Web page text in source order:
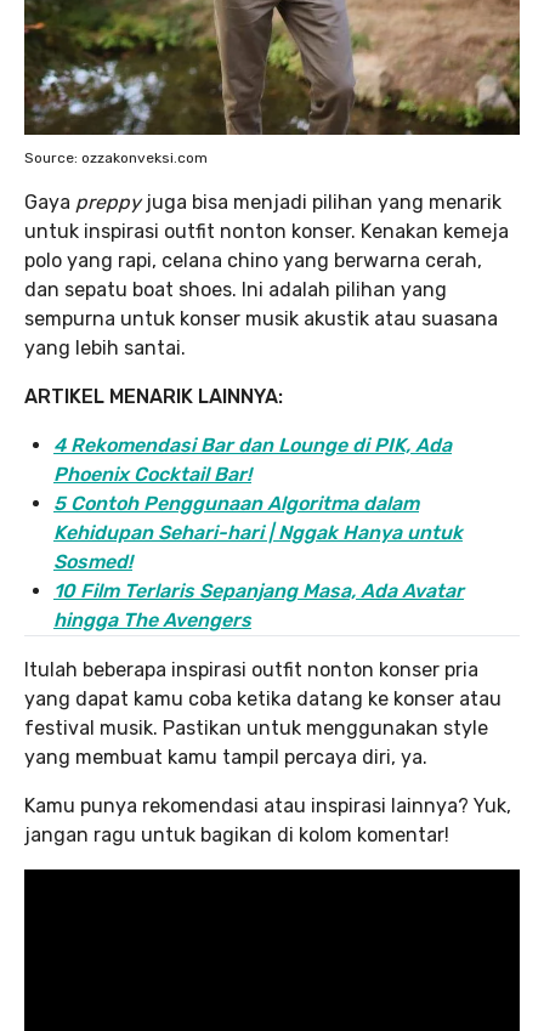
Source: ozzakonveksi.com
Gaya preppyjuga bisa menjadi pilihan yang menarik
untuk inspirasi outfit nonton konser. Kenakan kemeja
polo yang rapi, celana chino yang berwarna cerah,
dan sepatu boat shoes. Ini adalah pilihan yang
sempurna untuk konser musik akustik atau suasana
yang lebih santai.
ARTIKEL MENARIK LAINNYA:
4 Rekomendasi Bar dan Lounge di PIK, Ada
Phoenix Cocktail Bar!
5 Contoh Penggunaan Algoritma dalam
Kehidupan Sehari-hari | Nggak Hanya untuk
Sosmed!
10 Film Terlaris Sepanjang Masa, Ada Avatar
hingga The Avengers
Itulah beberapa inspirasi outfit nonton konser pria
yang dapat kamu coba ketika datang ke konser atau
festival musik. Pastikan untuk menggunakan style
yang membuat kamu tampil percaya diri, ya.
Kamu punya rekomendasi atau inspirasi lainnya? Yuk,
jangan ragu untuk bagikan di kolom komentar!